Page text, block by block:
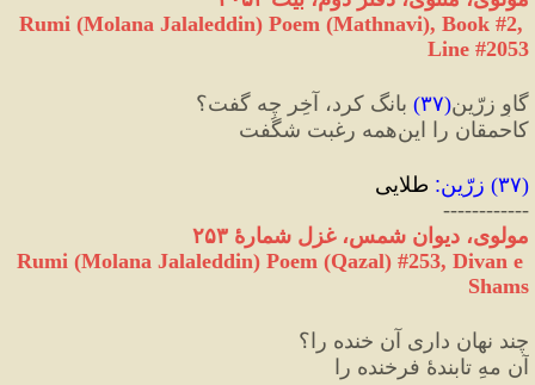
Rumi (Molana Jalaleddin) Poem (Mathnavi), Book #2,
Line #2053
گاوِ زرّین(۳۷) بانگ کرد، آخِر چه گفت؟
کاحمقان را این‌همه رغبت شگُفت
(۳۷) زرّین:‌ طلایی
------------
مولوی، دیوان شمس، غزل شمارهٔ ۲۵۳
Rumi (Molana Jalaleddin) Poem (Qazal) #253, Divan e
Shams
چند نهان داری آن خنده را؟
آن مهِ تابندهٔ فرخنده را